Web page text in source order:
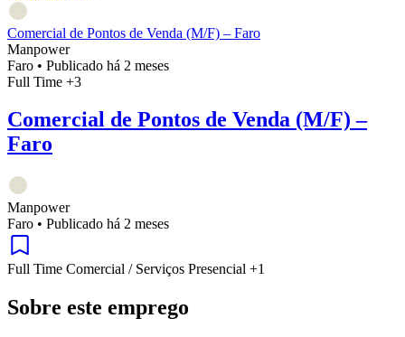
Comercial de Pontos de Venda (M/F) – Faro
Manpower
Faro • Publicado há 2 meses
Full Time +3
Comercial de Pontos de Venda (M/F) –
Faro
Manpower
Faro • Publicado há 2 meses
Full Time Comercial / Serviços Presencial +1
Sobre este emprego